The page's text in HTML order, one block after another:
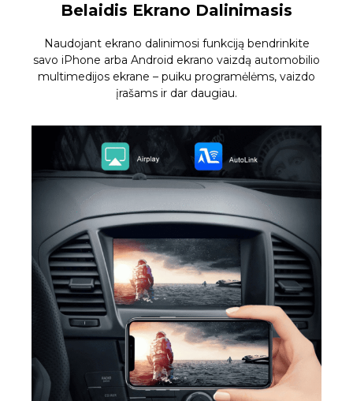
Belaidis Ekrano Dalinimasis
Naudojant ekrano dalinimosi funkciją bendrinkite
savo iPhone arba Android ekrano vaizdą automobilio
multimedijos ekrane – puiku programėlėms, vaizdo
įrašams ir dar daugiau.